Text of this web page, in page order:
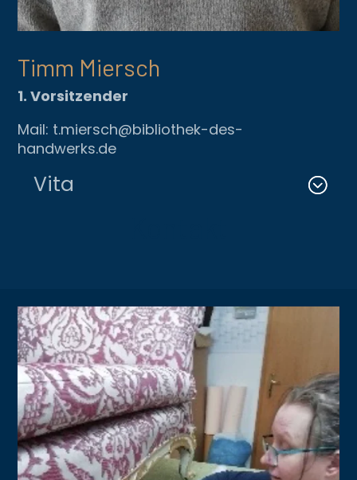
Timm Miersch
1. Vorsitzender
Mail: t.miersch@bibliothek-des-
handwerks.de
Vita